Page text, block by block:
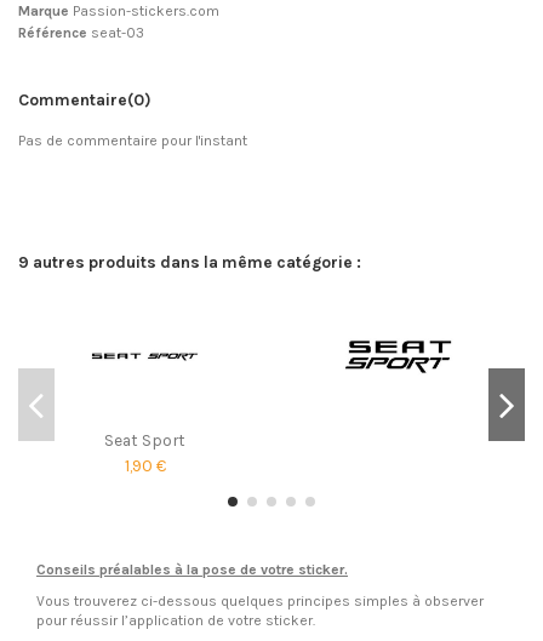
Marque Passion-stickers.com
Référence seat-03
Commentaire(0)
Pas de commentaire pour l'instant
9 autres produits dans la même catégorie :
Seat Sport
1,90 €
Conseils préalables à la pose de votre sticker.
Vous trouverez ci-dessous quelques principes simples à observer
pour réussir l’application de votre sticker.